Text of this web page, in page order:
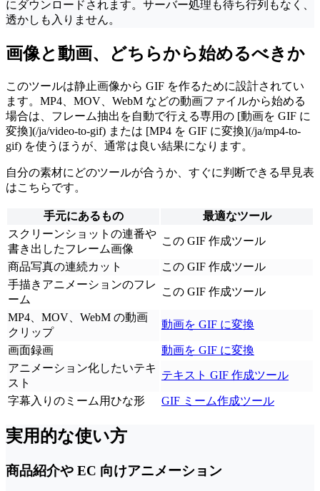
にダウンロードされます。サーバー処理も待ち行列もなく、
透かしも入りません。
画像と動画、どちらから始めるべきか
このツールは静止画像から GIF を作るために設計されてい
ます。MP4、MOV、WebM などの動画ファイルから始める
場合は、フレーム抽出を自動で行える専用の [動画を GIF に
変換](/ja/video-to-gif) または [MP4 を GIF に変換](/ja/mp4-to-
gif) を使うほうが、通常は良い結果になります。
自分の素材にどのツールが合うか、すぐに判断できる早見表
はこちらです。
手元にあるもの
最適なツール
スクリーンショットの連番や
書き出したフレーム画像
この GIF 作成ツール
商品写真の連続カット
この GIF 作成ツール
手描きアニメーションのフレ
ーム
この GIF 作成ツール
MP4、MOV、WebM の動画
クリップ
動画を GIF に変換
画面録画
動画を GIF に変換
アニメーション化したいテキ
スト
テキスト GIF 作成ツール
字幕入りのミーム用ひな形 GIF ミーム作成ツール
実用的な使い方
商品紹介や EC 向けアニメーション